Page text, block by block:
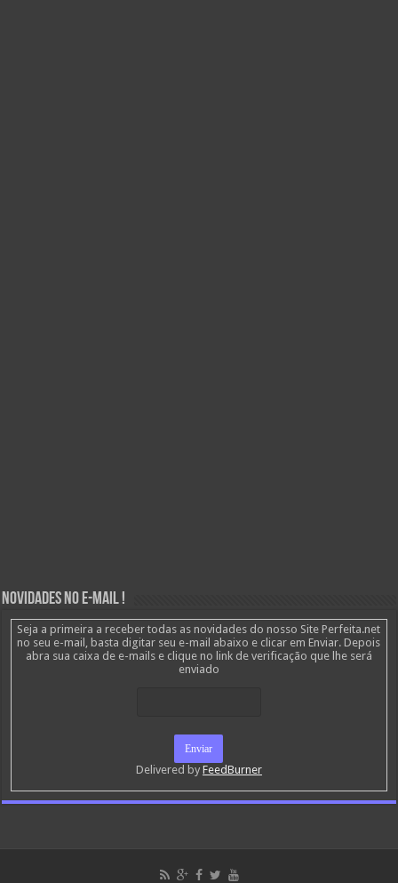
Novidades no E-mail !
Seja a primeira a receber todas as novidades do nosso Site Perfeita.net
no seu e-mail, basta digitar seu e-mail abaixo e clicar em Enviar. Depois
abra sua caixa de e-mails e clique no link de verificação que lhe será
enviado
Delivered by FeedBurner